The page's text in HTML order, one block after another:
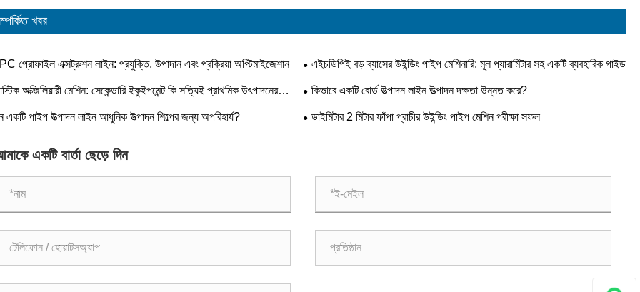
খবর
প্রোফাইল এক্সট্রুশন লাইন: প্রযুক্তি, উপাদান এবং প্রক্রিয়া অপ্টিমাইজেশান এইচডিপিই বড় ব্যাসের উইন্ডিং পাইপ মেশিনারি: মূল প্যারামিটার সহ একটি ব্যবহারিক গাইড
অক্জিলিয়ারী মেশিন: সেকেন্ডারি ইকুইপমেন্ট কি সত্যিই প্রাথমিক উৎপাদনের
নির্ধারণ করতে পারে?
কিভাবে একটি বোর্ড উত্পাদন লাইন উত্পাদন দক্ষতা উন্নত করে?
একটি পাইপ উত্পাদন লাইন আধুনিক উত্পাদন শিল্পের জন্য অপরিহার্য? ডাইমিটার 2 মিটার ফাঁপা প্রাচীর উইন্ডিং পাইপ মেশিন পরীক্ষা সফল
একটি বার্তা ছেড়ে দিন